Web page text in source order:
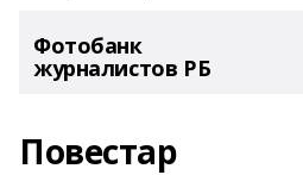
Фотобанк
журналистов РБ
Повестар